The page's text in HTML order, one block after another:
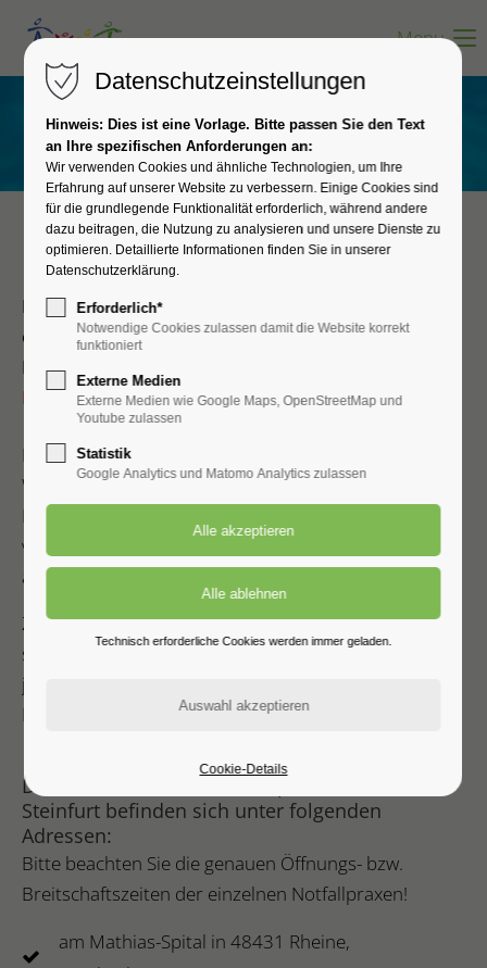
Menu
Notfall Kontakte!
In lebensbedrohlichen Fällen (z.B. akute Suizidalität
oder akute Fremdgefährdung) haben Sie die
Möglichkeit den Rettungsdienst unter der
Notrufnummer 112zu alarmieren.
Den ärztlichen Bereitschaftsdienst an den
Wochenenden, Feiertagen, den Mittwoch- und
Freitagnachmittagen, sowie auch werktags in der Zeit
von 18.00 Uhr bis 08.00 Uhr, erreichen Sie unter der
allgemeinen ärztlichen
Zusätzlich besteht im Kreis Steinfurt die Möglichkeit
sich zu den angegebenen Zeiten an den kinder- und
jugendmedizinischen Notfalldienst unter der
Nummer 0180-5044100 zu wenden.
Die kassenärztlichen Notfallpraxen im Kreis
Steinfurt befinden sich unter folgenden
Adressen:
Bitte beachten Sie die genauen Öffnungs- bzw.
Breitschaftszeiten der einzelnen Notfallpraxen!
am Mathias-Spital in 48431 Rheine,
Datenschutzeinstellungen
Hinweis: Dies ist eine Vorlage. Bitte passen Sie den Text
an Ihre spezifischen Anforderungen an:
Wir verwenden Cookies und ähnliche Technologien, um Ihre
Erfahrung auf unserer Website zu verbessern. Einige Cookies sind
für die grundlegende Funktionalität erforderlich, während andere
dazu beitragen, die Nutzung zu analysieren und unsere Dienste zu
optimieren. Detaillierte Informationen finden Sie in unserer
Datenschutzerklärung.
Erforderlich*
Notwendige Cookies zulassen damit die Website korrekt
funktioniert
Externe Medien
Externe Medien wie Google Maps, OpenStreetMap und
Youtube zulassen
Statistik
Google Analytics und Matomo Analytics zulassen
Technisch erforderliche Cookies werden immer geladen.
Cookie-Details